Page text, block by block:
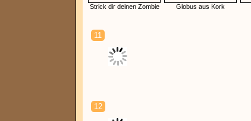
Strick dir deinen Zombie Globus aus Kork
11
12